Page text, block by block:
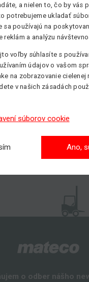
pri výbere vhodného
nášho
nezáväzný dopyt
vyššie!
o odber nášho
a nielen to, čo by vás
potrebujeme ukladať
sa používajú na
reklám a analýzu
voľby súhlasíte s
údajov o vašom
na zobrazovanie cielenej
v našich zásadách
súborov cookie
Ano,